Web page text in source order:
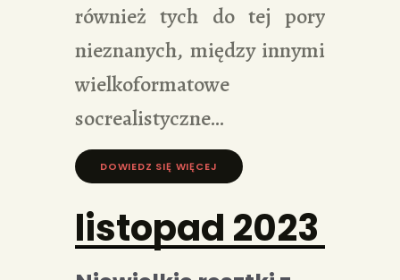
również tych do tej pory
nieznanych, między innymi
wielkoformatowe
socrealistyczne…
DOWIEDZ SIĘ WIĘCEJ »
listopad 2023